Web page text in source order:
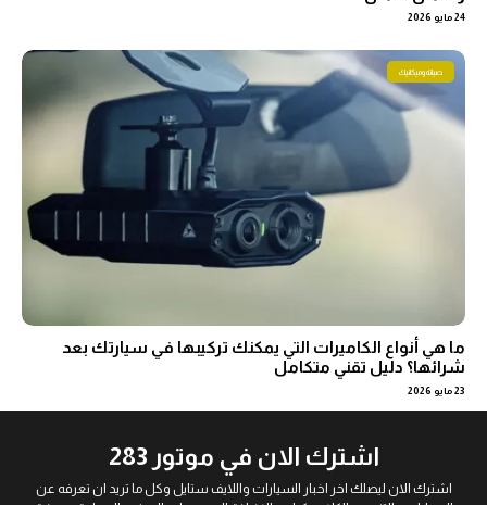
24 مايو 2026
صيانة وميكانيك
ما هي أنواع الكاميرات التي يمكنك تركيبها في سيارتك بعد
شرائها؟ دليل تقني متكامل
23 مايو 2026
اشترك الان في موتور 283
اشترك الان ليصلك اخر اخبار السيارات واللايف ستايل وكل ما تريد ان تعرفه عن